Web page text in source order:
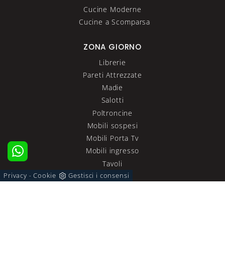
Cucine Moderne
Cucine a Scomparsa
ZONA GIORNO
Librerie
Pareti Attrezzate
Madie
Salotti
Poltroncine
Mobili sospesi
Mobili Porta Tv
Mobili ingresso
Tavoli
Sedie
Privacy -Cookie Gestisci i consensi